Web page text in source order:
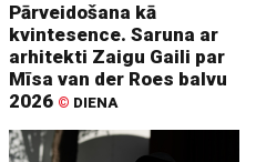
Pārveidošana kā
kvintesence. Saruna ar
arhitekti Zaigu Gaili par
Mīsa van der Roes balvu
2026 © DIENA